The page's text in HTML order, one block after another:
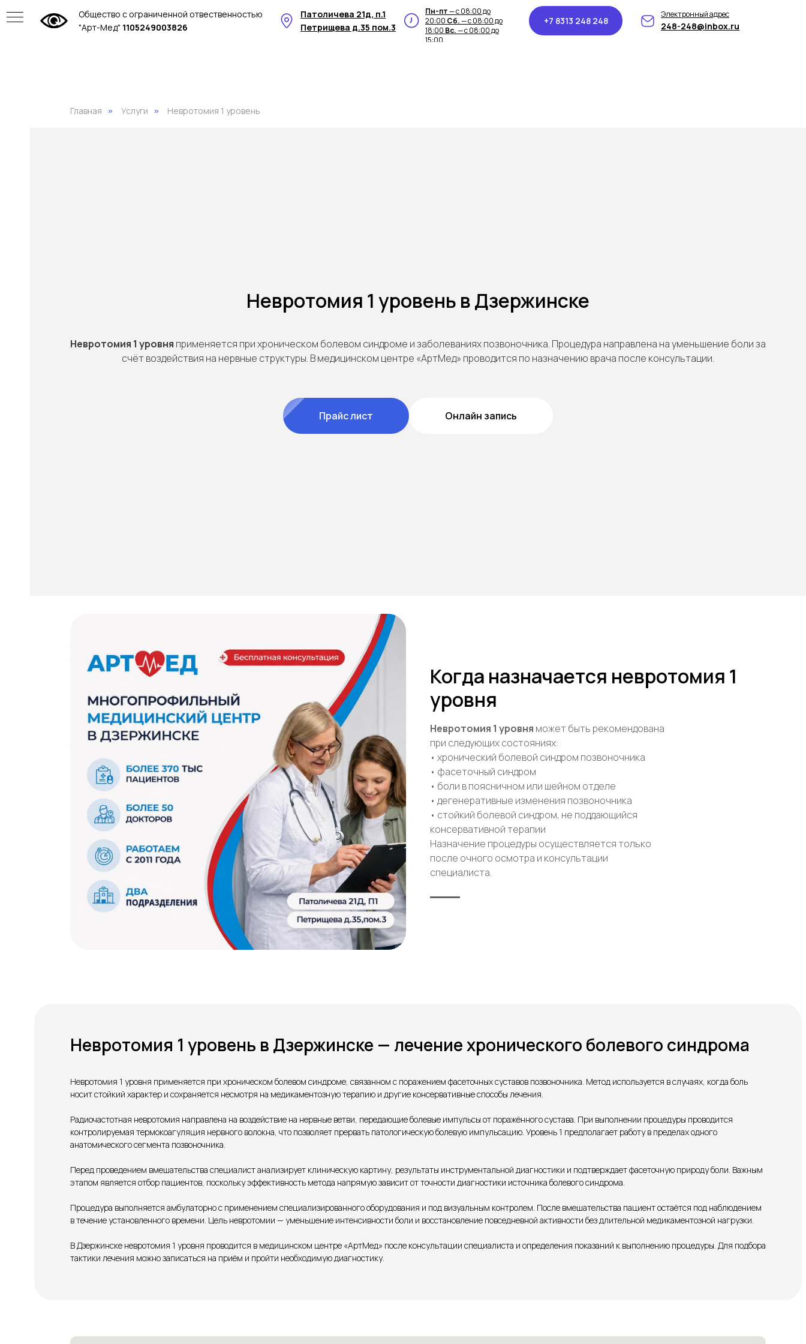
Общество с ограниченной отвественностью
"Арт-Мед" 1105249003826 248-248@inbox.ru
Электронный адрес
+7 8313 248 248
Петрищева д.35 пом.3
Патоличева 21д, п.1 Пн-пт— с 08:00 до
20:00 Сб.— с 08:00 до
18:00 Вс.— с 08:00 до
15:00
Главная » Услуги » Невротомия 1 уровень
Невротомия 1 уровень в Дзержинске
Невротомия 1 уровня применяется при хроническом болевом синдроме и заболеваниях позвоночника. Процедура направлена на уменьшение боли за
счёт воздействия на нервные структуры. В медицинском центре «АртМед» проводится по назначению врача после консультации.
Прайс лист Онлайн запись
Когда назначается невротомия 1
уровня
Невротомия 1 уровня может быть рекомендована
при следующих состояниях:
• хронический болевой синдром позвоночника
• фасеточный синдром
• боли в поясничном или шейном отделе
• дегенеративные изменения позвоночника
• стойкий болевой синдром, не поддающийся
консервативной терапии
Назначение процедуры осуществляется только
после очного осмотра и консультации
специалиста.
Невротомия 1 уровень в Дзержинске — лечение хронического болевого синдрома
Невротомия 1 уровня применяется при хроническом болевом синдроме, связанном с поражением фасеточных суставов позвоночника. Метод используется в случаях, когда боль
носит стойкий характер и сохраняется несмотря на медикаментозную терапию и другие консервативные способы лечения.
Радиочастотная невротомия направлена на воздействие на нервные ветви, передающие болевые импульсы от поражённого сустава. При выполнении процедуры проводится
контролируемая термокоагуляция нервного волокна, что позволяет прервать патологическую болевую импульсацию. Уровень 1 предполагает работу в пределах одного
анатомического сегмента позвоночника.
Перед проведением вмешательства специалист анализирует клиническую картину, результаты инструментальной диагностики и подтверждает фасеточную природу боли. Важным
этапом является отбор пациентов, поскольку эффективность метода напрямую зависит от точности диагностики источника болевого синдрома.
Процедура выполняется амбулаторно с применением специализированного оборудования и под визуальным контролем. После вмешательства пациент остаётся под наблюдением
в течение установленного времени. Цель невротомии — уменьшение интенсивности боли и восстановление повседневной активности без длительной медикаментозной нагрузки.
В Дзержинске невротомия 1 уровня проводится в медицинском центре «АртМед» после консультации специалиста и определения показаний к выполнению процедуры. Для подбора
тактики лечения можно записаться на приём и пройти необходимую диагностику.